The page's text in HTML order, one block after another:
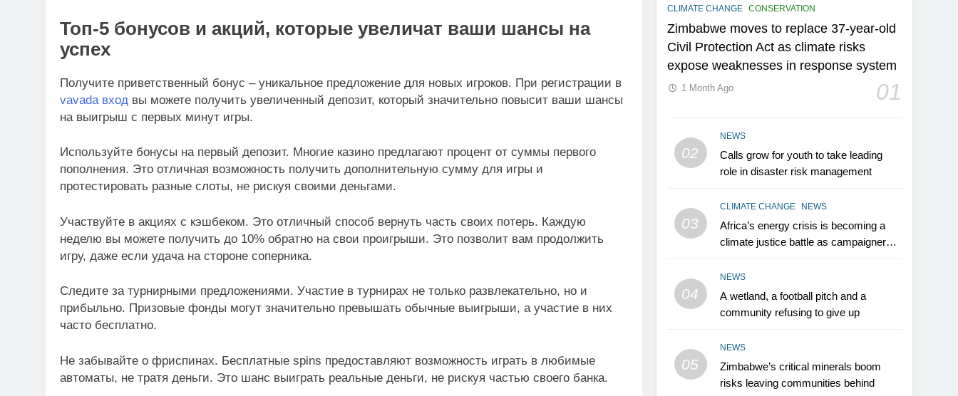
Топ-5 бонусов и акций, которые увеличат ваши шансы на
успех
Получите приветственный бонус – уникальное предложение для новых игроков. При регистрации в
vavada вход вы можете получить увеличенный депозит, который значительно повысит ваши шансы
на выигрыш с первых минут игры.
Используйте бонусы на первый депозит. Многие казино предлагают процент от суммы первого
пополнения. Это отличная возможность получить дополнительную сумму для игры и
протестировать разные слоты, не рискуя своими деньгами.
Участвуйте в акциях с кэшбеком. Это отличный способ вернуть часть своих потерь. Каждую
неделю вы можете получить до 10% обратно на свои проигрыши. Это позволит вам продолжить
игру, даже если удача на стороне соперника.
Следите за турнирными предложениями. Участие в турнирах не только развлекательно, но и
прибыльно. Призовые фонды могут значительно превышать обычные выигрыши, а участие в них
часто бесплатно.
Не забывайте о фриспинах. Бесплатные spins предоставляют возможность играть в любимые
автоматы, не тратя деньги. Это шанс выиграть реальные деньги, не рискуя частью своего банка.
CLIMATE CHANGE CONSERVATION
Zimbabwe moves to replace 37-year-old
Civil Protection Act as climate risks
expose weaknesses in response system
01
1 Month Ago
02
NEWS
Calls grow for youth to take leading
role in disaster risk management
03
CLIMATE CHANGE NEWS
Africa’s energy crisis is becoming a
climate justice battle as campaigners
04
NEWS
A wetland, a football pitch and a
community refusing to give up
05
NEWS
Zimbabwe’s critical minerals boom
risks leaving communities behind